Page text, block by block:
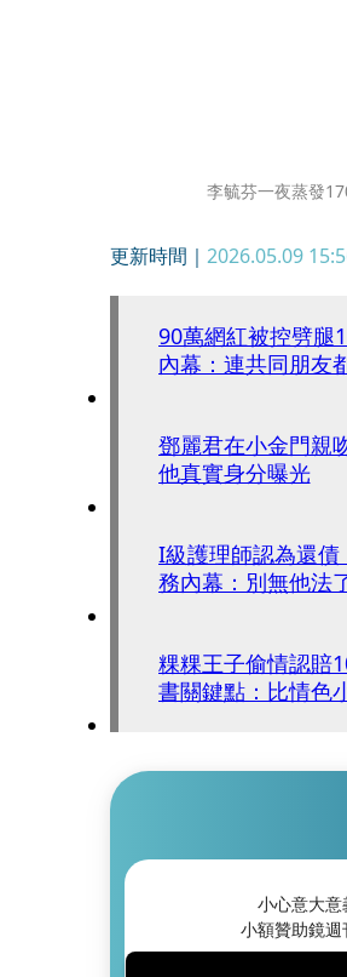
李毓芬一夜蒸發
更新時間｜ 2026.05.09
90萬網紅被控劈
內幕：連共同朋友
鄧麗君在小金門親
他真實身分曝光
I級護理師認為還
務內幕：別無他法
粿粿王子偷情認賠
書關鍵點：比情色
小心意大意
小額贊助鏡週